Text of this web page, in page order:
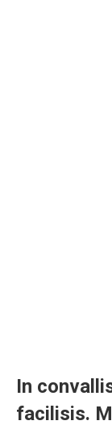
In
facilisis.